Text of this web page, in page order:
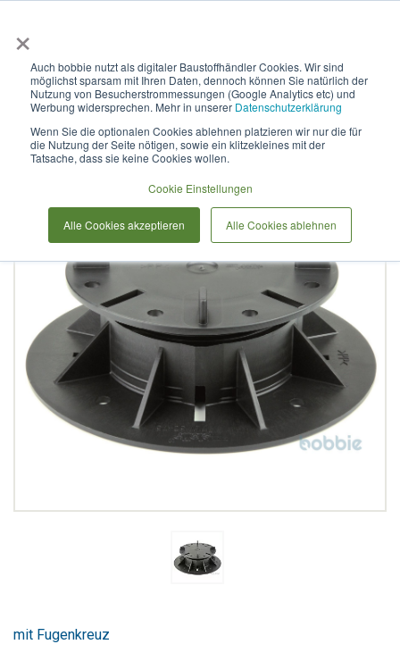
×
Auch bobbie nutzt als digitaler Baustoffhändler Cookies. Wir sind
möglichst sparsam mit Ihren Daten, dennoch können Sie natürlich der
Nutzung von Besucherstrommessungen (Google Analytics etc) und
Werbung widersprechen. Mehr in unserer Datenschutzerklärung
Wenn Sie die optionalen Cookies ablehnen platzieren wir nur die für
die Nutzung der Seite nötigen, sowie ein klitzekleines mit der
Tatsache, dass sie keine Cookies wollen.
Cookie Einstellungen
Alle Cookies akzeptieren Alle Cookies ablehnen
Stelzlager höhenverstellbar
Zum
Ende
Bildergalerie
springen
der
mit Fugenkreuz